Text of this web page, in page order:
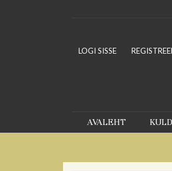
LOGI SISSE
AVALEHT KULD